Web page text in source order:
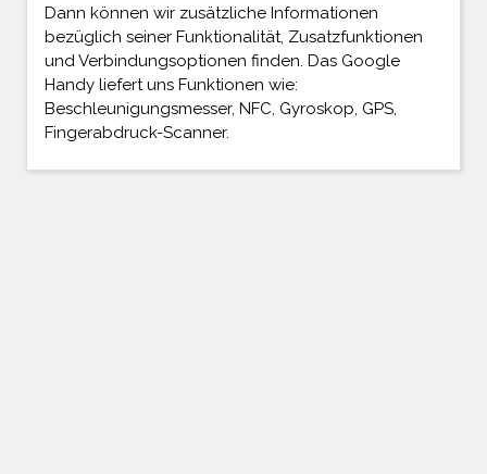
Dann können wir zusätzliche Informationen
bezüglich seiner Funktionalität, Zusatzfunktionen
und Verbindungsoptionen finden. Das Google
Handy liefert uns Funktionen wie:
Beschleunigungsmesser, NFC, Gyroskop, GPS,
Fingerabdruck-Scanner.